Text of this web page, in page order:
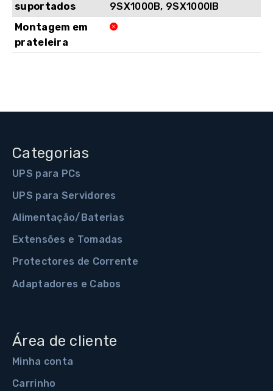
suportados
9SX1000B, 9SX1000IB
Montagem em
prateleira
Categorias
UPS para PCs
UPS para Servidores
Alimentação/Baterias
Extensões e Tomadas
Protectores de Corrente
Adaptadores e Cabos
Área de cliente
Minha conta
Carrinho